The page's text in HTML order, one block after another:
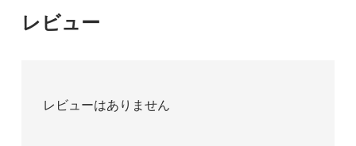
レビュー
レビューはありません